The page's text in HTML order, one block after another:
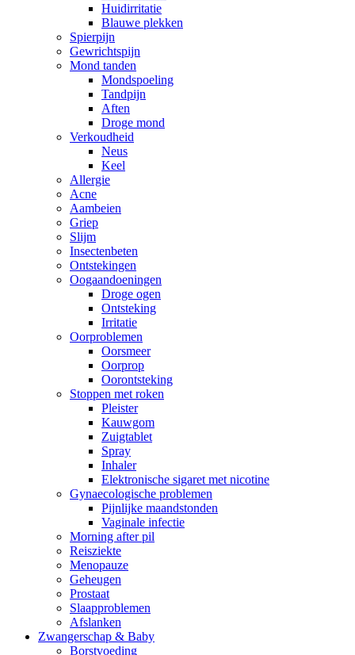
Huidirritatie
Blauwe plekken
Spierpijn
Gewrichtspijn
Mond tanden
Mondspoeling
Tandpijn
Aften
Droge mond
Verkoudheid
Neus
Keel
Allergie
Acne
Aambeien
Griep
Slijm
Insectenbeten
Ontstekingen
Oogaandoeningen
Droge ogen
Ontsteking
Irritatie
Oorproblemen
Oorsmeer
Oorprop
Oorontsteking
Stoppen met roken
Pleister
Kauwgom
Zuigtablet
Spray
Inhaler
Elektronische sigaret met nicotine
Gynaecologische problemen
Pijnlijke maandstonden
Vaginale infectie
Morning after pil
Reisziekte
Menopauze
Geheugen
Prostaat
Slaapproblemen
Afslanken
Zwangerschap & Baby
Borstvoeding